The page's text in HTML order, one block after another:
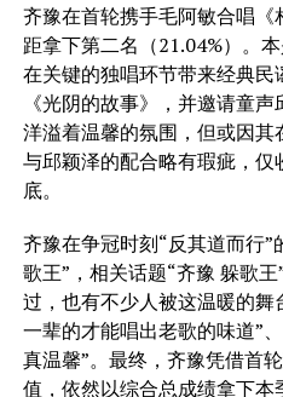
齐豫在首轮携手毛阿敏合唱
距拿下第二名（21.04%）。
在关键的独唱环节带来经典
《光阴的故事》，并邀请童
洋溢着温馨的氛围，但或因其
与邱颖泽的配合略有瑕疵，仅
底。
齐豫在争冠时刻“反其道而行
歌王”，相关话题“齐豫 躲歌
过，也有不少人被这温暖的
一辈的才能唱出老歌的味道”
真温馨”。最终，齐豫凭借首
值，依然以综合总成绩拿下本